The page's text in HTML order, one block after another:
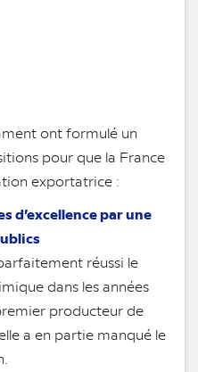
ont formulé un
pour que la France
exportatrice :
d’excellence par une
réussi le
dans les années
producteur de
a en partie manqué le